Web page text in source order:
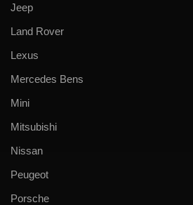
Jeep
Land Rover
Lexus
Mercedes Bens
Mini
Mitsubishi
Nissan
Peugeot
Porsche